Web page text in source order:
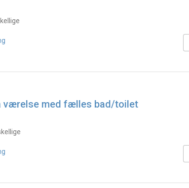
værelse med fælles bad/toilet